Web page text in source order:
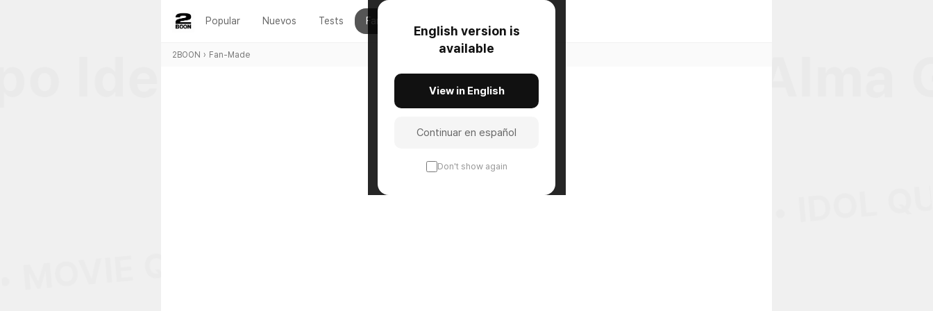
Ideal • Creador de Quiz • Alma
Popular Nuevos Tests Fan-Made
2BOON › Fan-Made
English version is
available
View in English
Continuar en español
Don't show again